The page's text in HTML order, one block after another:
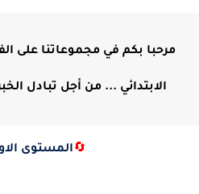
مرحبا بكم في مجموعاتنا على
الابتدائي ... من أجل تبادل
🔄المستوى